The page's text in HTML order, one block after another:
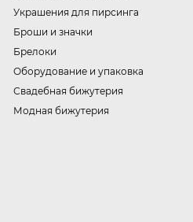
Украшения для пирсинга
Броши и значки
Брелоки
Оборудование и упаковка
Свадебная бижутерия
Модная бижутерия